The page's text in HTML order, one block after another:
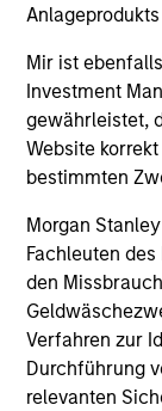
Mir ist
Investment
gewährleistet,
Website
bestimmten
Morgan
Fachleuten
den
Verfahren zur
Durchführung
relevanten
As of 1/1/2025.
time.
This is prepared
of
described
information
management
process under
All information
information